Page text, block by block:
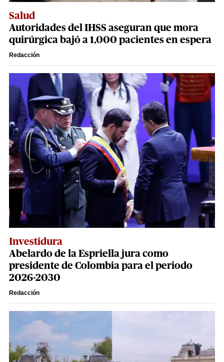
Salud
Autoridades del IHSS aseguran que mora
quirúrgica bajó a 1,000 pacientes en espera
Redacción
Investidura
Abelardo de la Espriella jura como
presidente de Colombia para el periodo
2026-2030
Redacción